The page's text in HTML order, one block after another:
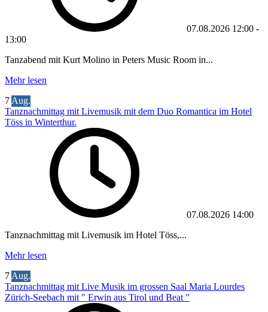
07.08.2026 12:00 -
13:00
Tanzabend mit Kurt Molino in Peters Music Room in...
Mehr lesen
7 Aug.
Tanznachmittag mit Livemusik mit dem Duo Romantica im Hotel
Töss in Winterthur.
07.08.2026 14:00
Tanznachmittag mit Livemusik im Hotel Töss,...
Mehr lesen
7 Aug.
Tanznachmittag mit Live Musik im grossen Saal Maria Lourdes
Zürich-Seebach mit " Erwin aus Tirol und Beat "